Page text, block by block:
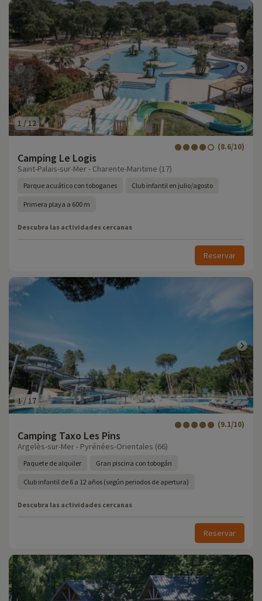
1 /12
Camping Le Logis
(8.6/10)
Saint-Palais-sur-Mer - Charente-Maritime (17)
Parque acuático con toboganes Club infantil en julio/agosto
Primera playa a 600 m
Descubra las actividades cercanas
Reservar
1/17
Camping Taxo Les Pins
(9.1/10)
Argelès-sur-Mer - Pyrénées-Orientales (66)
Paquete de alquiler Gran piscina con tobogán
Club infantil de 6 a 12 años (según periodos de apertura)
Descubra las actividades cercanas
Reservar